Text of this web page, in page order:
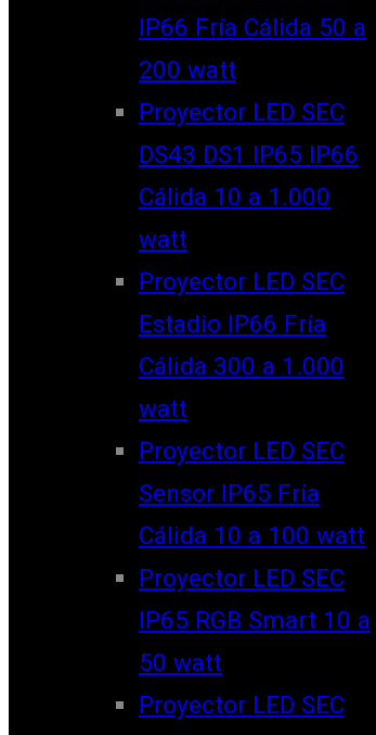
IP66 Fría Cálida 50 a
200 watt
Proyector LED SEC
DS43 DS1 IP65 IP66
Cálida 10 a 1.000
watt
Proyector LED SEC
Estadio IP66 Fría
Cálida 300 a 1.000
watt
Proyector LED SEC
Sensor IP65 Fría
Cálida 10 a 100 watt
Proyector LED SEC
IP65 RGB Smart 10 a
50 watt
Proyector LED SEC